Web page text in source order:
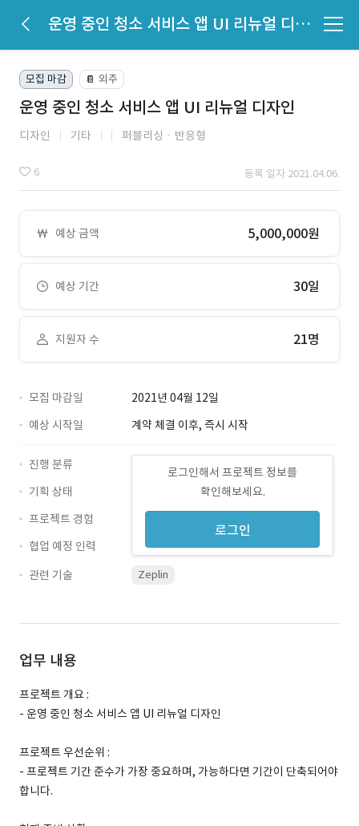
운영 중인 청소 서비스 앱 UI 리뉴얼 디자인
모집 마감 📔 외주
운영 중인 청소 서비스 앱 UI 리뉴얼 디자인
디자인 기타 퍼블리싱ㆍ반응형
6 등록 일자 2021.04.06.
예상 금액 5,000,000원
예상 기간 30일
지원자 수 21명
모집 마감일
2021년 04월 12일
예상 시작일
계약 체결 이후, 즉시 시작
로그인해서 프로젝트 정보를
확인해보세요.
로그인
진행 분류
기획 상태
프로젝트 경험
협업 예정 인력
관련 기술
Zeplin
업무 내용
프로젝트 개요 :
- 운영 중인 청소 서비스 앱 UI 리뉴얼 디자인
프로젝트 우선순위 :
- 프로젝트 기간 준수가 가장 중요하며, 가능하다면 기간이 단축되어야
합니다.